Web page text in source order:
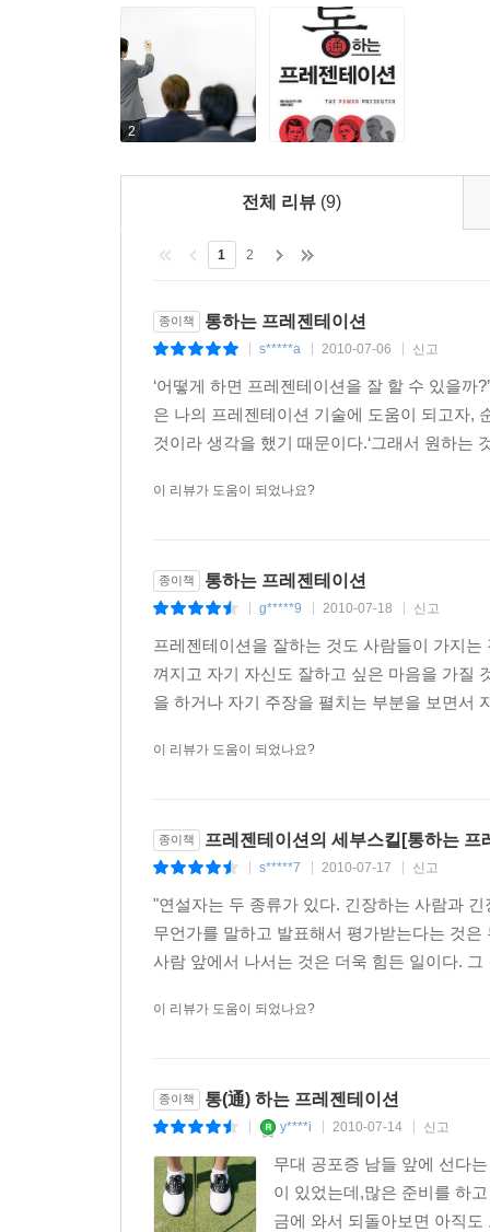
2
전체 리뷰 (9)
1 2
종이책 통하는 프레젠테이션
s*****a 2010-07-06 신고
‘어떻게 하면 프레젠테이션을 잘 할 수 있을
은 나의 프레젠테이션 기술에 도움이 되고자,
것이라 생각을 했기 때문이다.‘그래서 원하는
이 리뷰가 도움이 되었나요?
종이책 통하는 프레젠테이션
g*****9 2010-07-18 신고
프레젠테이션을 잘하는 것도 사람들이 가지
껴지고 자기 자신도 잘하고 싶은 마음을 가질
을 하거나 자기 주장을 펼치는 부분을 보면서
이 리뷰가 도움이 되었나요?
종이책 프레젠테이션의 세부스킬[통하는 프
s*****7 2010-07-17 신고
"연설자는 두 종류가 있다. 긴장하는 사람과
무언가를 말하고 발표해서 평가받는다는 것
사람 앞에서 나서는 것은 더욱 힘든 일이다.
이 리뷰가 도움이 되었나요?
종이책 통(通) 하는 프레젠테이션
y****i 2010-07-14 신고
무대 공포증 남들 앞에 선다
이 있었는데,많은 준비를 하
금에 와서 되돌아보면 아직